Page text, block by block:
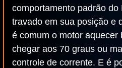
comportamento padrão
travado em sua posição e
é comum o motor aquecer
chegar aos 70 graus ou
controle de corrente. E é